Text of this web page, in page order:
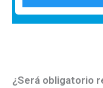
¿Será obligatorio